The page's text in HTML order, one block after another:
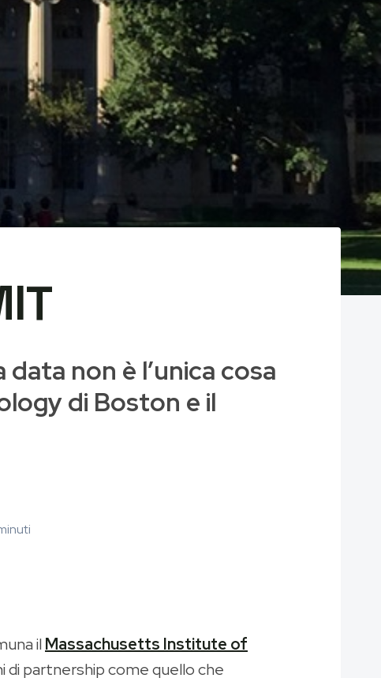
non è l’unica cosa
di Boston e il
ilMassachusetts Institute of
di partnership come quello che